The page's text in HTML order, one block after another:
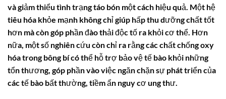
và giảm thiểu tình trạng táo bón một cách hiệu quả. Một hệ
tiêu hóa khỏe mạnh không chỉ giúp hấp thu dưỡng chất tốt
hơn mà còn góp phần đào thải độc tố ra khỏi cơ thể. Hơn
nữa, một số nghiên cứu còn chỉ ra rằng các chất chống oxy
hóa trongbông bícó thể hỗ trợ bảo vệ tế bào khỏi những
tổn thương, góp phần vào việc ngăn chặn sự phát triển của
các tế bào bất thường, tiềm ẩn nguy cơ ung thư.